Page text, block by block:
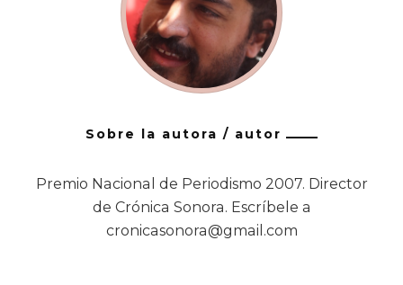
Sobre la autora / autor
Premio Nacional de Periodismo 2007. Director
de Crónica Sonora. Escríbele a
cronicasonora@gmail.com